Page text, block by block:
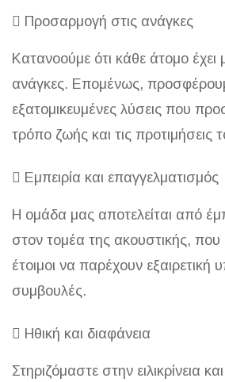
Προσαρμογή στις ανάγκες
Κατανοούμε ότι κάθε άτομο έχει
ανάγκες. Επομένως,
εξατομικευμένες λύσεις που
τρόπο ζωής και τις προτιμήσεις
Εμπειρία και επαγγελματισμός
Η ομάδα μας αποτελείται από
στον τομέα της ακουστικής, που
έτοιμοι να παρέχουν εξαιρετική
συμβουλές.
Ηθική και διαφάνεια
Στηριζόμαστε στην ειλικρίνεια